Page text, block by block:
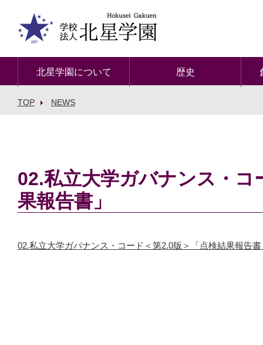
北星学園について 歴史
TOP NEWS
02.私立大学ガバナンス・コ
果報告書」
02.私立大学ガバナンス・コード＜第2.0版＞「点検結果報告書